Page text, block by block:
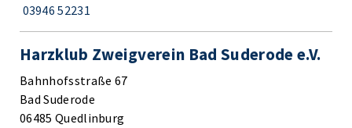
03946 52231
Harzklub Zweigverein Bad Suderode e.V.
Bahnhofsstraße 67
Bad Suderode
06485 Quedlinburg